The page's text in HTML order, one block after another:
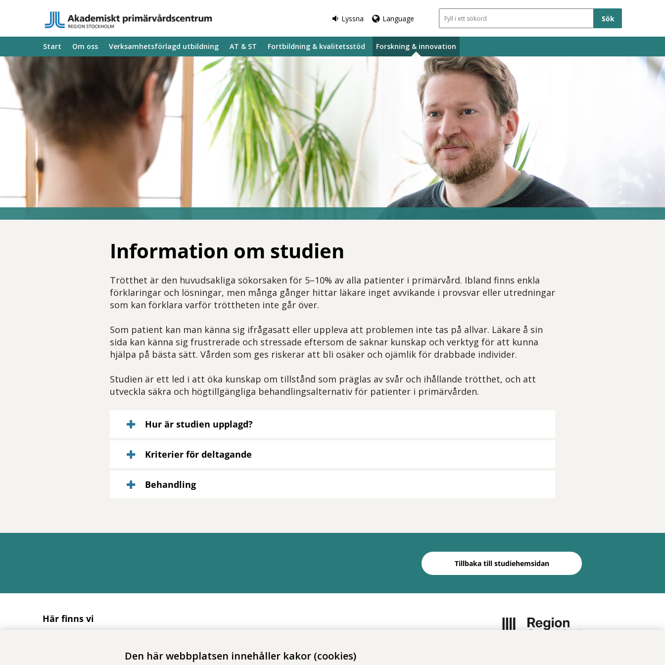
Den här webbplatsen innehåller kakor (cookies)
Lyssna Language Sökfält
Start Om oss Verksamhetsförlagd utbildning AT & ST Fortbildning & kvalitetsstöd Forskning & innovation
Information om studien
Trötthet är den huvudsakliga sökorsaken för 5–10% av alla patienter i primärvård. Ibland finns enkla
förklaringar och lösningar, men många gånger hittar läkare inget avvikande i provsvar eller utredningar
som kan förklara varför tröttheten inte går över.
Som patient kan man känna sig ifrågasatt eller uppleva att problemen inte tas på allvar. Läkare å sin
sida kan känna sig frustrerade och stressade eftersom de saknar kunskap och verktyg för att kunna
hjälpa på bästa sätt. Vården som ges riskerar att bli osäker och ojämlik för drabbade individer.
Studien är ett led i att öka kunskap om tillstånd som präglas av svår och ihållande trötthet, och att
utveckla säkra och högtillgängliga behandlingsalternativ för patienter i primärvården.
Hur är studien upplagd?
Kriterier för deltagande
Behandling
Tillbaka till studiehemsidan
Här finns vi